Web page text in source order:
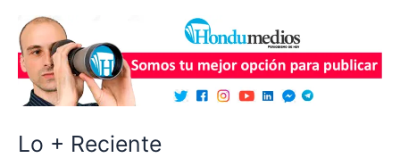
Lo + Reciente